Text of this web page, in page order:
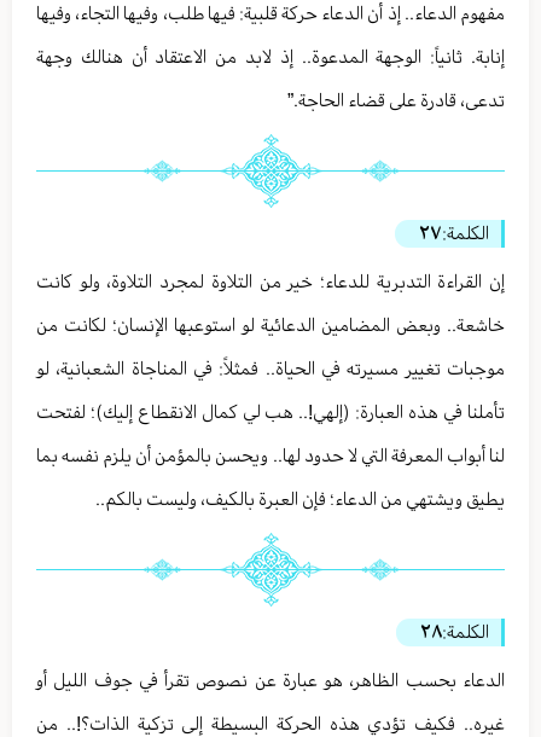
مفهوم الدعاء.. إذ أن الدعاء حركة قلبية: فيها طلب، وفيها التجاء، وفيها
إنابة. ثانياً: الوجهة المدعوة.. إذ لابد من الاعتقاد أن هنالك وجهة
تدعى، قادرة على قضاء الحاجة.”
الكلمة:٢٧
إن القراءة التدبرية للدعاء؛ خير من التلاوة لمجرد التلاوة، ولو كانت
خاشعة.. وبعض المضامين الدعائية لو استوعبها الإنسان؛ لكانت من
موجبات تغيير مسيرته في الحياة.. فمثلاً: في المناجاة الشعبانية، لو
تأملنا في هذه العبارة: (إلهي!.. هب لي كمال الانقطاع إليك)؛ لفتحت
لنا أبواب المعرفة التي لا حدود لها.. ويحسن بالمؤمن أن يلزم نفسه بما
يطيق ويشتهي من الدعاء؛ فإن العبرة بالكيف، وليست بالكم..
الكلمة:٢٨
الدعاء بحسب الظاهر، هو عبارة عن نصوص تقرأ في جوف الليل أو
غيره.. فكيف تؤدي هذه الحركة البسيطة إلى تزكية الذات؟!.. من